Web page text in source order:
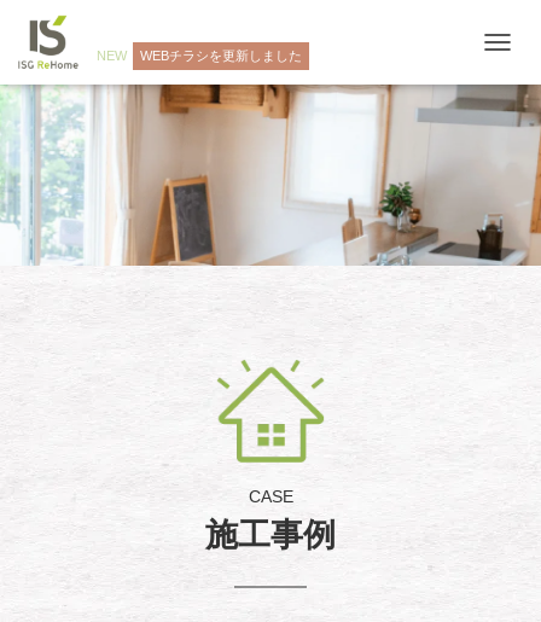
NEW WEBチラシを更新しました
ビ
ゲ
ー
を
切
り
施工事例
CASE